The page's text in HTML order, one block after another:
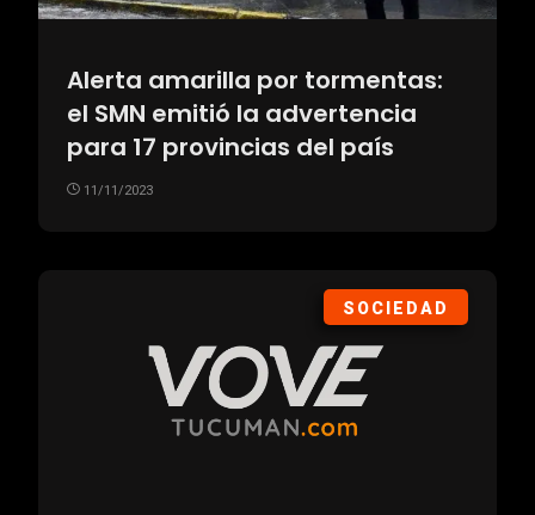
Alerta amarilla por tormentas:
el SMN emitió la advertencia
para 17 provincias del país
11/11/2023
SOCIEDAD